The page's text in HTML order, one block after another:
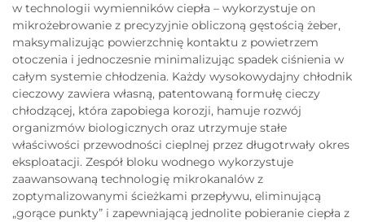
w technologii wymienników ciepła – wykorzystuje on
mikrożebrowanie z precyzyjnie obliczoną gęstością żeber,
maksymalizując powierzchnię kontaktu z powietrzem
otoczenia i jednoczesnie minimalizując spadek ciśnienia w
całym systemie chłodzenia. Każdy wysokowydajny chłodnik
cieczowy zawiera własną, patentowaną formułę cieczy
chłodzącej, która zapobiega korozji, hamuje rozwój
organizmów biologicznych oraz utrzymuje stałe
właściwości przewodności cieplnej przez długotrwały okres
eksploatacji. Zespół bloku wodnego wykorzystuje
zaawansowaną technologię mikrokanalów z
zoptymalizowanymi ścieżkami przepływu, eliminującą
„gorące punkty” i zapewniającą jednolite pobieranie ciepła z